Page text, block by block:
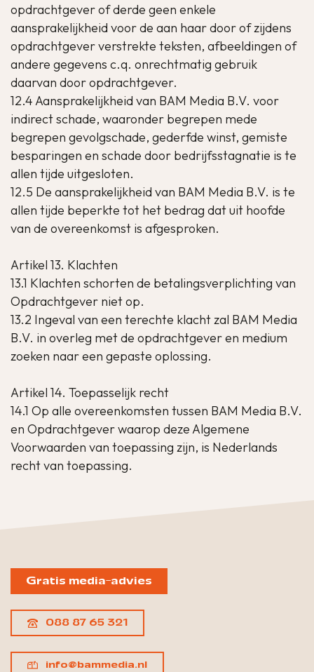
opdrachtgever of derde geen enkele
aansprakelijkheid voor de aan haar door of zijdens
opdrachtgever verstrekte teksten, afbeeldingen of
andere gegevens c.q. onrechtmatig gebruik
daarvan door opdrachtgever.
12.4 Aansprakelijkheid van BAM Media B.V. voor
indirect schade, waaronder begrepen mede
begrepen gevolgschade, gederfde winst, gemiste
besparingen en schade door bedrijfsstagnatie is te
allen tijde uitgesloten.
12.5 De aansprakelijkheid van BAM Media B.V. is te
allen tijde beperkte tot het bedrag dat uit hoofde
van de overeenkomst is afgesproken.
Artikel 13. Klachten
13.1 Klachten schorten de betalingsverplichting van
Opdrachtgever niet op.
13.2 Ingeval van een terechte klacht zal BAM Media
B.V. in overleg met de opdrachtgever en medium
zoeken naar een gepaste oplossing.
Artikel 14. Toepasselijk recht
14.1 Op alle overeenkomsten tussen BAM Media B.V.
en Opdrachtgever waarop deze Algemene
Voorwaarden van toepassing zijn, is Nederlands
recht van toepassing.
Gratis media-advies
088 87 65 321
info@bammedia.nl